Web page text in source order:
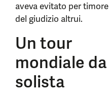
aveva evitato per timore
del giudizio altrui.
Un tour
mondiale da
solista